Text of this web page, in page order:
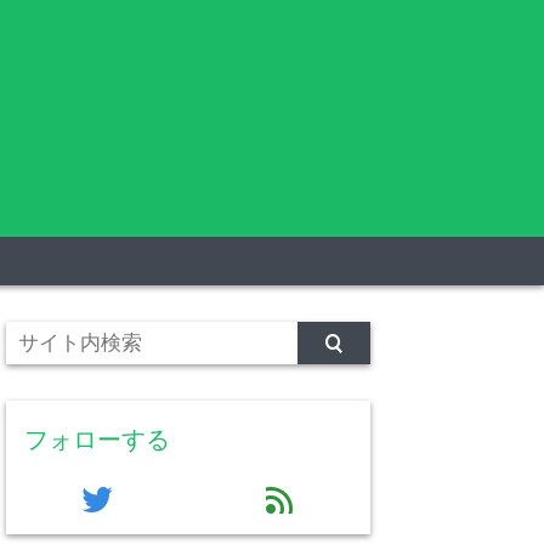
フォローする
twitter feed